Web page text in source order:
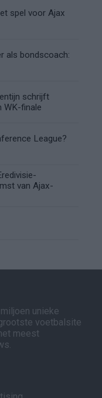
spel voor Ajax
als bondscoach:
schrijft
WK-finale
League?
van Ajax-
unieke
voetbalsite
meest